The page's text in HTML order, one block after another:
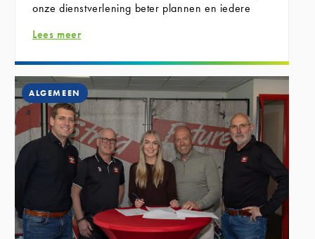
onze dienstverlening beter plannen en iedere
geven.
Wilt u voor uw bankzaken naar een van onze
kantoren komen?
‘s-Gravendeel:
Haastrecht:
bankzaken@nvogroep.nl
Onze kantoren blijven gewoon geopend van:
maandag tot en met vrijdag van 09.00 tot 17.00
Komt u zonder afspraak langs? Dan kan het
voorkomen dat er op dat moment geen Adviseur
Bankzaken beschikbaar is. Met een afspraak
Lees meer
ALGEMEEN